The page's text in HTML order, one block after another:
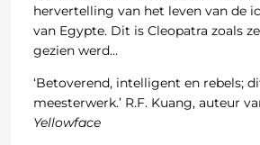
hervertelling van het leven van de
van Egypte. Dit is Cleopatra zoals
gezien werd…
‘Betoverend, intelligent en rebels;
meesterwerk.’ R.F. Kuang, auteur
Yellowface